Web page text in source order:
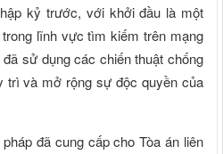
kỷ trước, với khởi đầu là một
lĩnh vực tìm kiếm trên mạng
sử dụng các chiến thuật chống
trì và mở rộng sự độc quyền của
đã cung cấp cho Tòa án liên